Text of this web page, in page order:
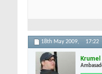
18th May 2009, 17:22
Krumel